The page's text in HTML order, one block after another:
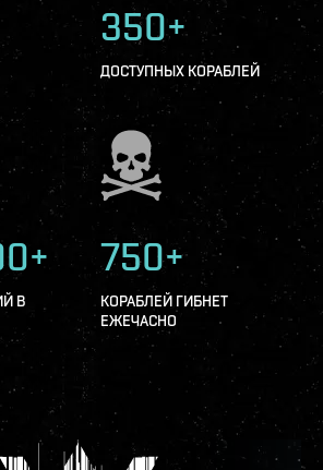
350+
ДОСТУПНЫХ КОРАБЛЕЙ
В
750+
КОРАБЛЕЙ ГИБНЕТ
ЕЖЕЧАСНО